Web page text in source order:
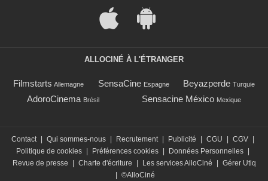
ALLOCINÉ À L'ÉTRANGER
Filmstarts Allemagne SensaCine Espagne Beyazperde Turquie
AdoroCinema Brésil Sensacine México Mexique
Contact Qui sommes-nous Recrutement Publicité CGU CGV
Politique de cookies
Préférences cookies Données Personnelles
Revue de presse
Charte d'écriture Les services AlloCiné
Gérer Utiq
©AlloCiné